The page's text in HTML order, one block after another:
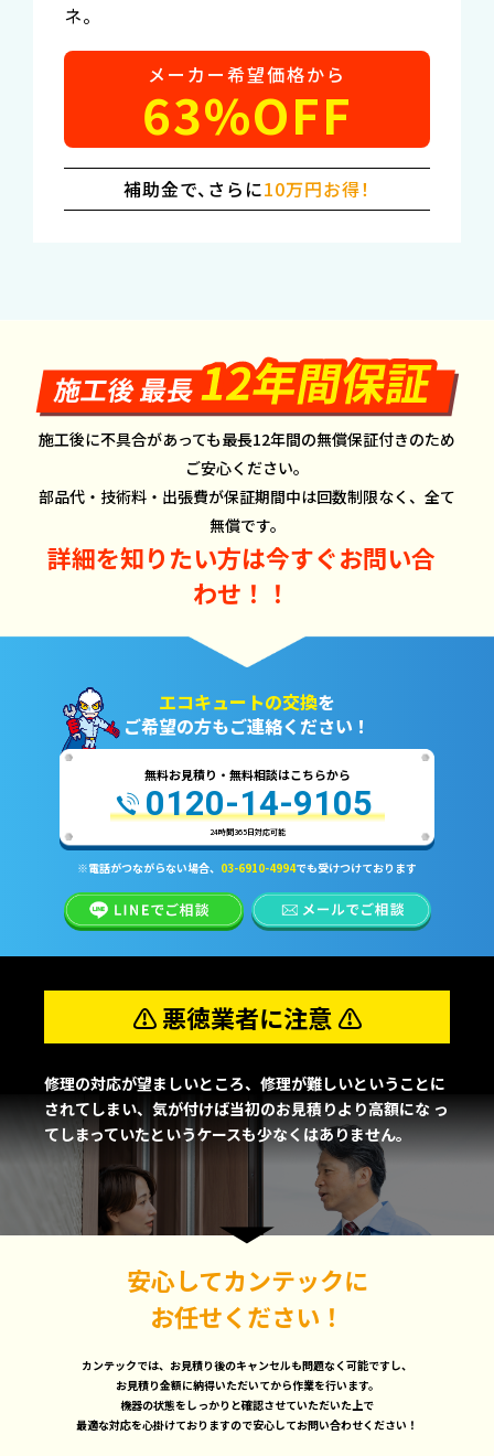
排除。
メーカー希望価格から
58%OFF
補助金で、さらに10万円お得！
施工後に不具合があっても最長12年間の無償保証付きのため
ご安心ください。
部品代・技術料・出張費が保証期間中は回数制限なく、全て
無償です。
詳細を知りたい方は今すぐお問い合
わせ！！
エコキュートの交換を
ご希望の方もご連絡ください！
無料お見積り・無料相談はこちらから
0120-14-9105
24時間365日対応可能
※電話がつながらない場合、 03-6910-4994でも受けつけております
⚠悪徳業者に注意 ⚠
修理の対応が望ましいところ、修理が難しいということに
されてしまい、気が付けば当初のお見積りより高額にな っ
てしまっていたというケースも少なくはありません。
安心してカンテックに
お任せください！
カンテックでは、お見積り後のキャンセルも問題なく可能ですし、
お見積り金額に納得いただいてから作業を行います。
機器の状態をしっかりと確認させていただいた上で
最適な対応を心掛けておりますので安心してお問い合わせください！